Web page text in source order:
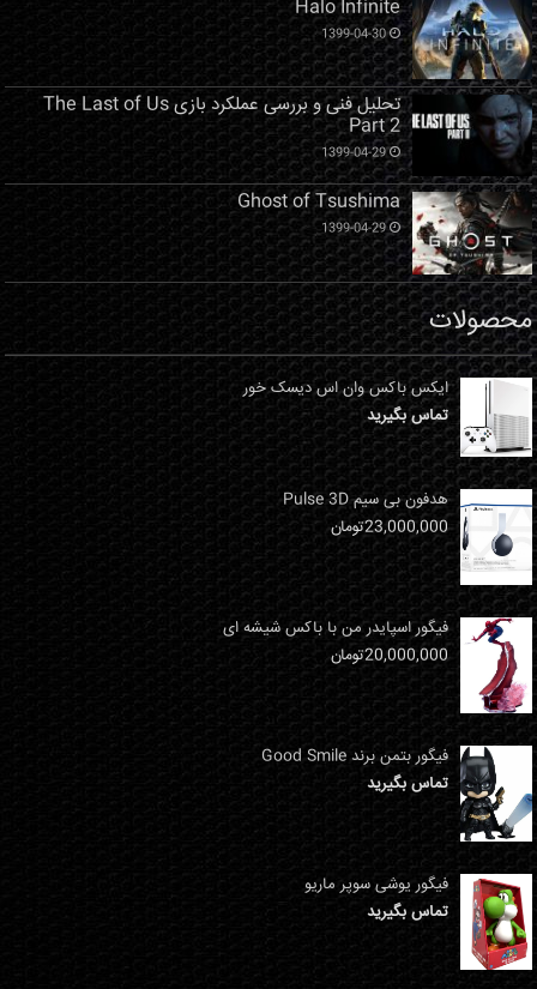
Halo Infinite
1399-04-30
تحلیل فنی و بررسی عملکرد بازی The Last of Us
Part 2
1399-04-29
Ghost of Tsushima
1399-04-29
محصولات
ایکس باکس وان اس دیسک خور
تماس بگیرید
هدفون بی سیم Pulse 3D
23,000,000تومان
فیگور اسپایدر من با باکس شیشه ای
20,000,000تومان
فیگور بتمن برند Good Smile
تماس بگیرید
فیگور یوشی سوپر ماریو
تماس بگیرید